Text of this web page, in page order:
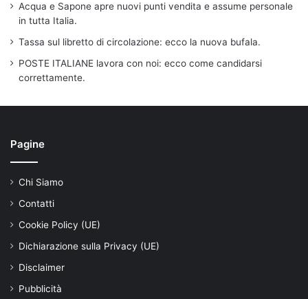
Acqua e Sapone apre nuovi punti vendita e assume personale
in tutta Italia.
Tassa sul libretto di circolazione: ecco la nuova bufala.
POSTE ITALIANE lavora con noi: ecco come candidarsi
correttamente.
Pagine
Chi Siamo
Contatti
Cookie Policy (UE)
Dichiarazione sulla Privacy (UE)
Disclaimer
Pubblicità